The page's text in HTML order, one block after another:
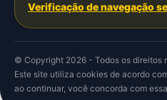
Verificação de navegação
© Copyright 2026 - Todos os direitos
Este site utiliza cookies de acordo
ao continuar, você concorda com